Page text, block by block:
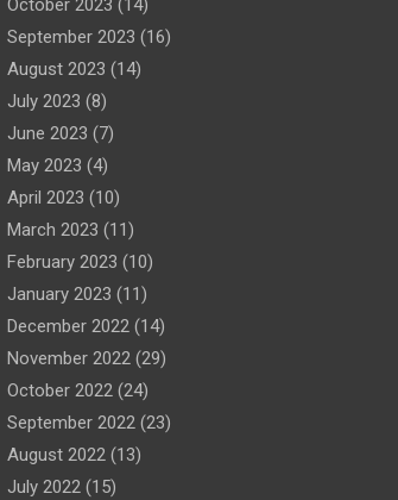
October 2023 (14)
September 2023 (16)
August 2023 (14)
July 2023 (8)
June 2023 (7)
May 2023 (4)
April 2023 (10)
March 2023 (11)
February 2023 (10)
January 2023 (11)
December 2022(14)
November 2022(29)
October 2022(24)
September 2022(23)
August 2022(13)
July 2022(15)